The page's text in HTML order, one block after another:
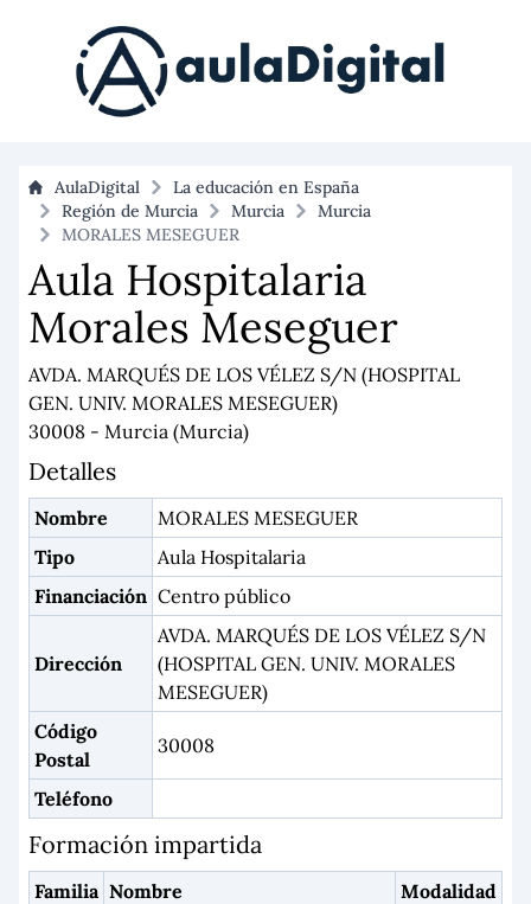
AulaDigital
La educación en España
Región de Murcia
Murcia
Murcia
MORALES MESEGUER
Aula Hospitalaria
Morales Meseguer
AVDA. MARQUÉS DE LOS VÉLEZ S/N (HOSPITAL
GEN. UNIV. MORALES MESEGUER)
30008 - Murcia (Murcia)
Detalles
Nombre
MORALES MESEGUER
Tipo
Aula Hospitalaria
Financiación Centro público
Dirección
AVDA. MARQUÉS DE LOS VÉLEZ S/N
(HOSPITAL GEN. UNIV. MORALES
MESEGUER)
Código
Postal
30008
Teléfono
Formación impartida
Familia Nombre
Modalidad